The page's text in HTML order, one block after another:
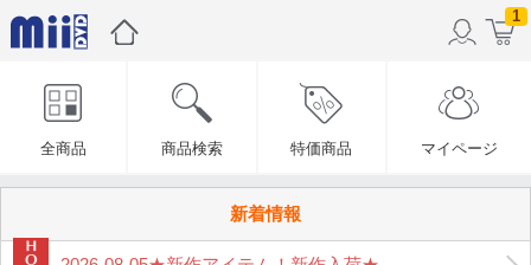
1
全商品 商品検索 特価商品 マイページ
新着情報